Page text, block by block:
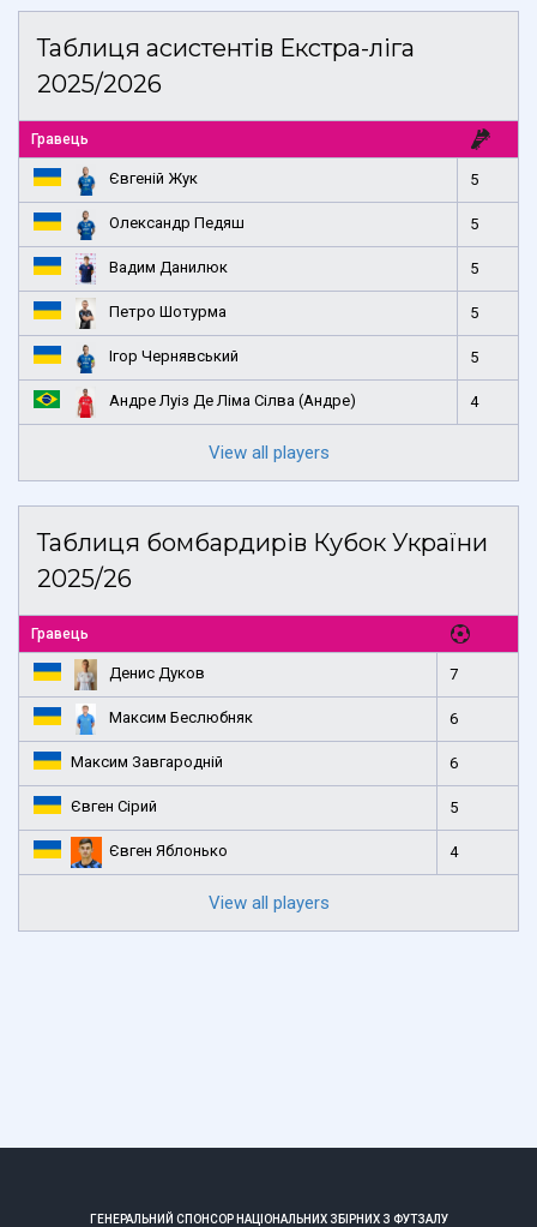
Таблиця асистентів Екстра-ліга
2025/2026
Гравець
Євгеній Жук 5
Олександр Педяш 5
Вадим Данилюк 5
Петро Шотурма 5
Ігор Чернявський 5
Андре Луіз Де Ліма Сілва (Андре) 4
View all players
Таблиця бомбардирів Кубок України
2025/26
Гравець
Денис Дуков 7
Максим Беслюбняк 6
Максим Завгародній 6
Євген Сірий 5
Євген Яблонько 4
View all players
ГЕНЕРАЛЬНИЙ СПОНСОР НАЦІОНАЛЬНИХ ЗБІРНИХ З ФУТЗАЛУ